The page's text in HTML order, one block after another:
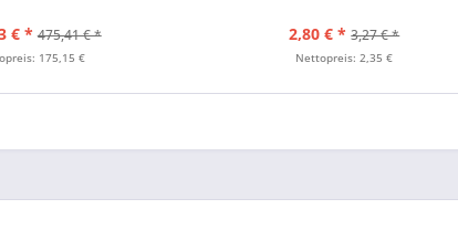
€ * 475,41 € *
175,15 €
2,80 € * 3,27 € *
Nettopreis: 2,35 €